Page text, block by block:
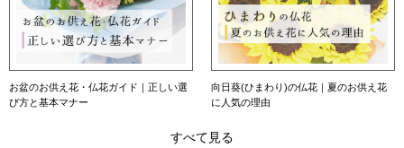
お盆のお供え花・仏花ガイド｜正しい選
び方と基本マナー
向日葵(ひまわり)の仏花｜夏のお供え花
に人気の理由
すべて見る